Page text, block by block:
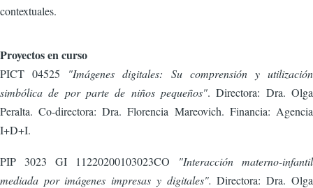
contextuales.
Proyectos en curso
PICT 04525 "Imágenes digitales: Su comprensión y utilización
simbólica de por parte de niños pequeños". Directora: Dra. Olga
Peralta. Co-directora: Dra. Florencia Mareovich. Financia: Agencia
I+D+I.
PIP 3023 GI 11220200103023CO "Interacción materno-infantil
mediada por imágenes impresas y digitales". Directora: Dra. Olga